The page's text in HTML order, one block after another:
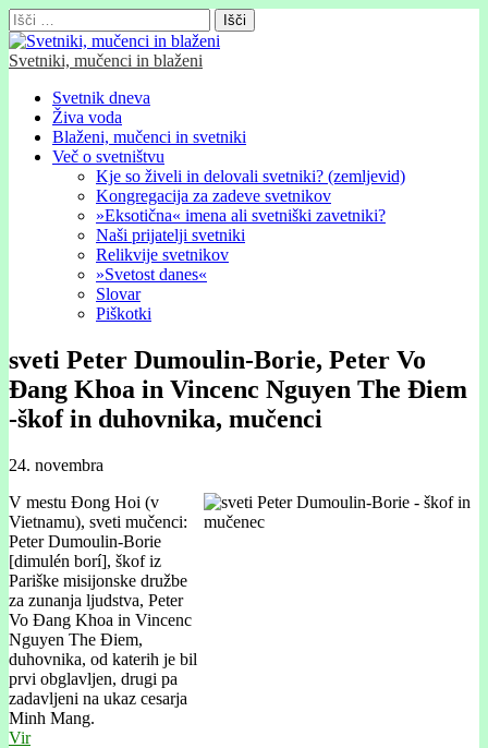
Išči:
Svetniki, mučenci in blaženi
Glavni
meni
Skip
content
Svetnik dneva
Živa voda
Blaženi, mučenci in svetniki
Več o svetništvu
Kje so živeli in delovali svetniki? (zemljevid)
Kongregacija za zadeve svetnikov
»Eksotična« imena ali svetniški zavetniki?
Naši prijatelji svetniki
Relikvije svetnikov
»Svetost danes«
Slovar
Piškotki
sveti Peter Dumoulin-Borie, Peter Vo
Đang Khoa in Vincenc Nguyen The Điem
-škof in duhovnika, mučenci
24. novembra
V mestu Đong Hoi (v
Vietnamu), sveti mučenci:
Peter Dumoulin-Borie
[dimulén borí], škof iz
Pariške misijonske družbe
za zunanja ljudstva, Peter
Vo Đang Khoa in Vincenc
Nguyen The Điem,
duhovnika, od katerih je bil
prvi obglavljen, drugi pa
zadavljeni na ukaz cesarja
Minh Mang.
Vir